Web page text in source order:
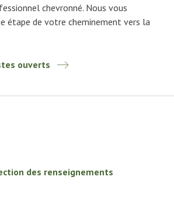
chevronné. Nous vous
étape de votre cheminement vers la
ouverts
des renseignements